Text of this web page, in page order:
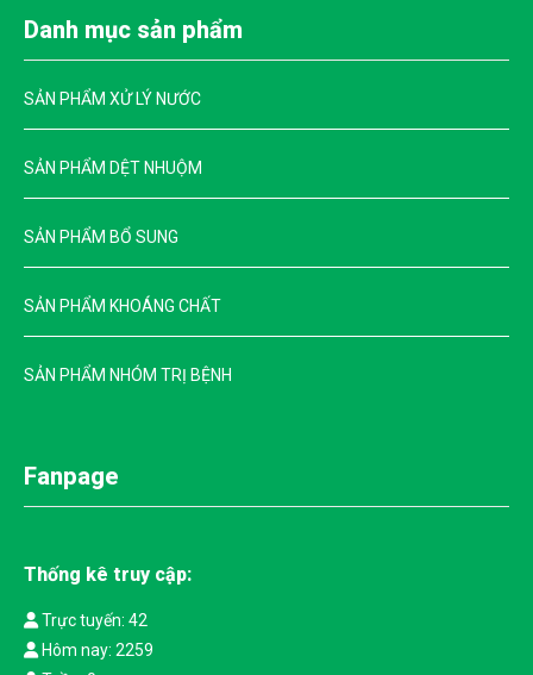
Danh mục sản phẩm
SẢN PHẨM XỬ LÝ NƯỚC
SẢN PHẨM DỆT NHUỘM
SẢN PHẨM BỔ SUNG
SẢN PHẨM KHOÁNG CHẤT
SẢN PHẨM NHÓM TRỊ BỆNH
Fanpage
Thống kê truy cập:
Trực tuyến: 42
Hôm nay: 2259